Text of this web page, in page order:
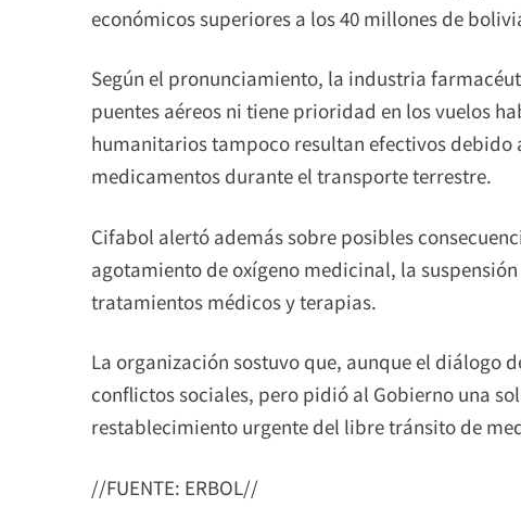
económicos superiores a los 40 millones de
Según el pronunciamiento, la industria
puentes aéreos ni tiene prioridad en los vuelos
humanitarios tampoco resultan efectivos debido
medicamentos durante el transporte terrestre.
Cifabol alertó además sobre posibles
agotamiento de oxígeno medicinal, la
tratamientos médicos y terapias.
La organización sostuvo que, aunque el diálogo
conflictos sociales, pero pidió al Gobierno una
restablecimiento urgente del libre tránsito de
//FUENTE: ERBOL//